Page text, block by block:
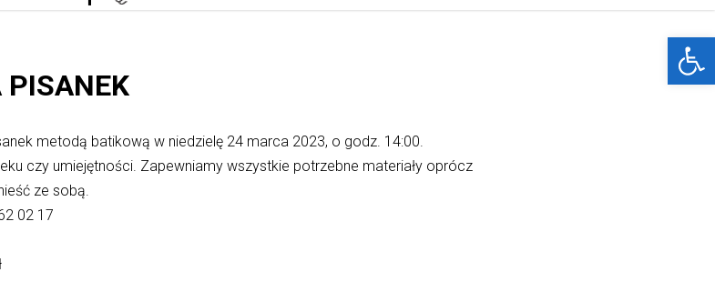
PISANEK
metodą batikową w niedzielę 24 marca 2023, o godz. 14:00.
czy umiejętności. Zapewniamy wszystkie potrzebne materiały oprócz
ze sobą.
02 17